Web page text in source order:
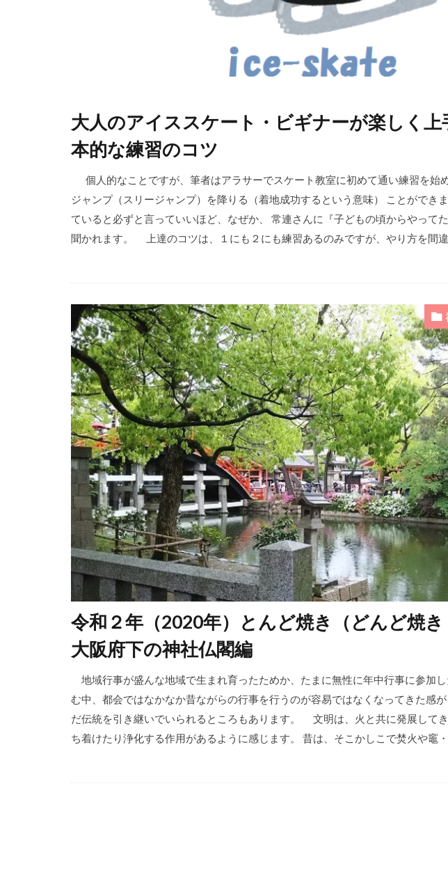
大人のアイススケート・ビギナーが楽しく
本的な練習のコツ
個人的なことですが、筆者はアラサーでスケート教室に初めて通い練習を始
ジャンプ（スリージャンプ）を降りる（着地成功するという意味） ことができ
ていると必ずと言っていいほど、なぜか、 常連さんに『子どもの頃からやって
聞かれます。 上達のコツは、１にも２にも練習あるのみですが、やり方を間
令和２年（2020年）とんど焼き（どんど焼
大阪府下の神社仏閣編
地域行事が盛んな地域で生まれ育ったためか、たまに無性に年中行事に参加
む中、都会ではなかなか昔ながらの行事を行うのが容易ではなくなってきた感
だ伝統を引き継いでいられるところもあります。 文明は、火と共に発展して
ち着けたり浄化する作用があるように感じます。 昔は、そこかしこで焚火や竈